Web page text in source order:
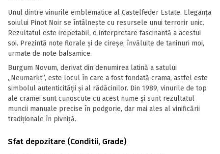
Unul dintre vinurile emblematice al Castelfeder Estate. Eleganţa
soiului Pinot Noir se întâlnește cu resursele unui terrorir unic.
Rezultatul este irepetabil, o interpretare fascinantă a acestui
soi. Prezintă note florale și de cireșe, învăluite de taninuri moi,
urmate de note balsamice.
Burgum Novum, derivat din denumirea latină a satului
„Neumarkt”, este locul în care a fost fondată crama, astfel este
simbolul autenticității și al rădăcinilor. Din 1989, vinurile de top
ale cramei sunt cunoscute cu acest nume și sunt rezultatul
muncii manuale precise în podgorie, dar mai ales al vinificării
tradiționale în pivniță.
Sfat depozitare (Conditii, Grade)